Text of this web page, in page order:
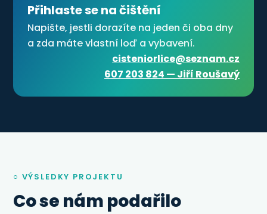
Přihlaste se na čištění
Napište, jestli dorazíte na jeden či oba dny
a zda máte vlastní loď a vybavení.
cisteniorlice@seznam.cz
607 203 824 — Jiří Roušavý
○ VÝSLEDKY PROJEKTU
Co se nám podařilo